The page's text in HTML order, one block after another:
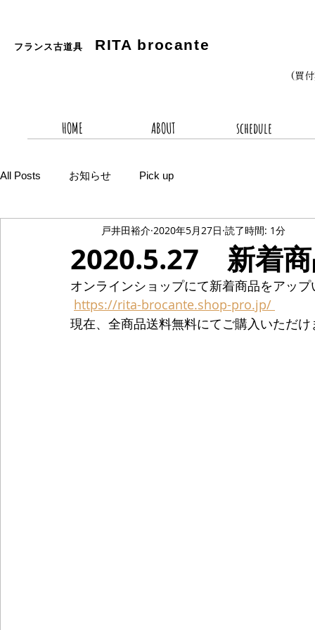
フランス古道具 RITA brocante
(買
HOME ABOUT schedule
All Posts お知らせ Pick up
2020.5.27 新着商
戸井田裕介 2020年5月27日 読了時間: 1分
オンラインショップにて新着商品をアッ
https://rita-brocante.shop-pro.jp/
現在、全商品送料無料にてご購入いただけ